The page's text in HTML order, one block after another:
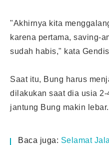
"Akhirnya kita
karena pertama, saving-
sudah habis," kata Gendis
Saat itu, Bung harus
dilakukan saat dia usia
jantung Bung makin lebar.
Baca juga: Selamat